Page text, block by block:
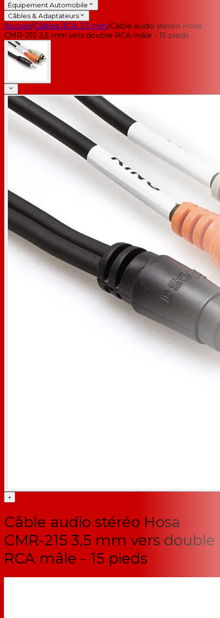
Équipement Automobile
Câbles & Adaptateurs
Accueil/Câbles RCA 3,5 mm/Câble audio stéréo Hosa
CMR-215 3,5 mm vers double RCA mâle - 15 pieds
+
Câble audio stéréo Hosa
CMR-215 3,5 mm vers double
RCA mâle - 15 pieds